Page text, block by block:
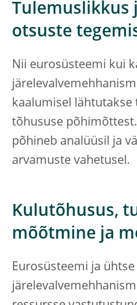
Tulemuslikkus
otsuste
Nii eurosüsteemi kui
kaalumisel lähtutakse
tõhususe
põhineb analüüsil ja
arvamuste vahetusel.
Kulutõhusus,
mõõtmine ja
Eurosüsteemi ja ühtse